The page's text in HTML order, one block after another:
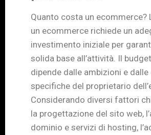
Quanto costa un ecommerce?
un ecommerce richiede un
investimento iniziale per
solida base all’attività. Il
dipende dalle ambizioni e
specifiche del proprietario
Considerando diversi fattori
la progettazione del sito web,
dominio e servizi di hosting,